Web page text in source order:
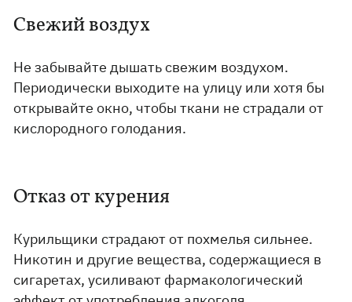
Свежий воздух
Не забывайте дышать свежим воздухом.
Периодически выходите на улицу или хотя бы
открывайте окно, чтобы ткани не страдали от
кислородного голодания.
Отказ от курения
Курильщики страдают от похмелья сильнее.
Никотин и другие вещества, содержащиеся в
сигаретах, усиливают фармакологический